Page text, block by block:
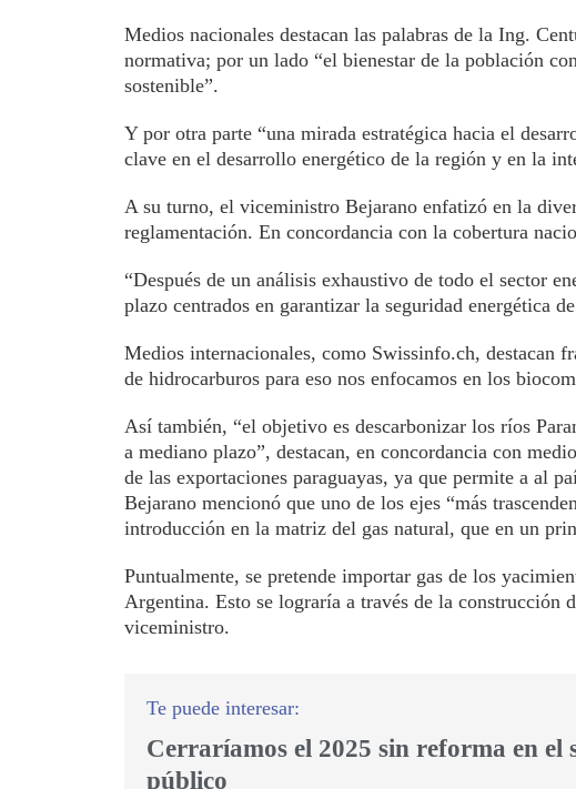
Medios nacionales destacan las palabras de la Ing.
normativa; por un lado “el bienestar de la población
sostenible”.
Y por otra parte “una mirada estratégica hacia el
clave en el desarrollo energético de la región y en la
A su turno, el viceministro Bejarano enfatizó en la
reglamentación. En concordancia con la cobertura
“Después de un análisis exhaustivo de todo el sector
plazo centrados en garantizar la seguridad energética
Medios internacionales, como Swissinfo.ch, destacan
de hidrocarburos para eso nos enfocamos en los
Así también, “el objetivo es descarbonizar los ríos
a mediano plazo”, destacan, en concordancia con
de las exportaciones paraguayas, ya que permite a al
Bejarano mencionó que uno de los ejes “más
introducción en la matriz del gas natural, que en un
Puntualmente, se pretende importar gas de los
Argentina. Esto se lograría a través de la construcción
viceministro.
Cerraríamos el 2025 sin reforma en el
público